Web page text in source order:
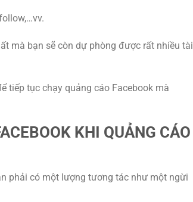
mà bạn sẽ còn dự phòng được rất nhiều tài
tiếp tục chạy quảng cáo Facebook mà
KHI QUẢNG CÁO
phải có một lượng tương tác như một ngừi